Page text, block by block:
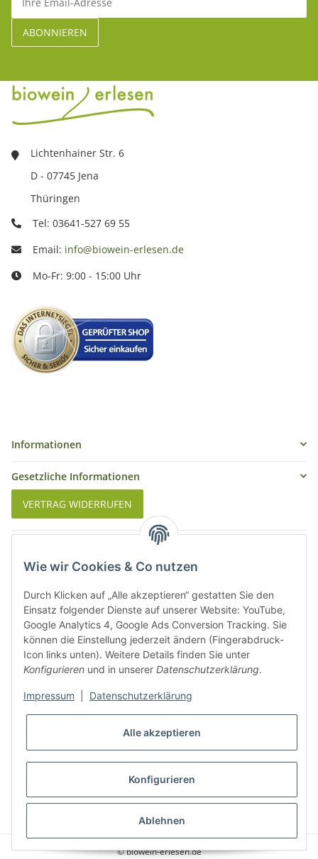
Wie wir Cookies & Co nutzen
Durch Klicken auf „Alle akzeptieren“ gestatten Sie den
Einsatz folgender Dienste auf unserer Website: YouTube,
Google Analytics 4, Google Ads Conversion Tracking. Sie
können die Einstellung jederzeit ändern (Fingerabdruck-
Icon links unten). Weitere Details finden Sie unter
Konfigurieren und in unserer Datenschutzerklärung.
Impressum Datenschutzerklärung
Alle akzeptieren
Konfigurieren
Ablehnen
Lichtenhainer Str. 6
D - 07745 Jena
Thüringen
Tel: 03641-527 69 55
Email: info@biowein-erlesen.de
Mo-Fr: 9:00 - 15:00 Uhr
Informationen
Gesetzliche Informationen
VERTRAG WIDERRUFEN
Weinbauregionen und Weinbaugebiete in Österreich
Weiße Rebsorten
Rote Rebsorten
* Alle Preise inkl. gesetzlicher USt., zzgl.Versand
© biowein-erlesen.de